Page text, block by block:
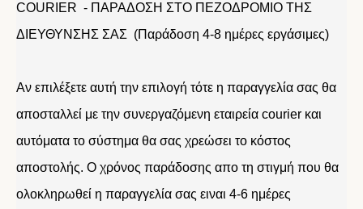
COURIER - ΠΑΡΑΔΟΣΗ ΣΤΟ ΠΕΖΟΔΡΟΜΙΟ ΤΗΣ
ΔΙΕΥΘΥΝΣΗΣ ΣΑΣ (Παράδοση 4-8 ημέρες εργάσιμες)
Αν επιλέξετε αυτή την επιλογή τότε η παραγγελία σας θα
αποσταλλεί με την συνεργαζόμενη εταιρεία courier και
αυτόματα το σύστημα θα σας χρεώσει το κόστος
αποστολής. Ο χρόνος παράδοσης απο τη στιγμή που θα
ολοκληρωθεί η παραγγελία σας ειναι 4-6 ημέρες